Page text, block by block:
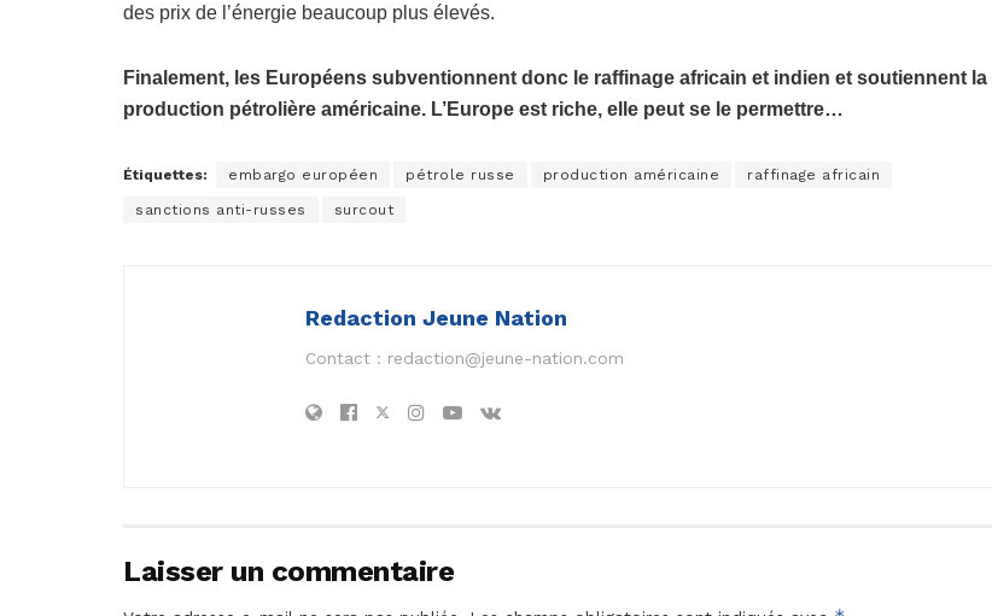
des prix de l’énergie beaucoup plus élevés.
Finalement, les Européens subventionnent donc le raffinage africain et indien et soutiennent la
production pétrolière américaine. L’Europe est riche, elle peut se le permettre…
Étiquettes: embargo européen pétrole russe production américaine raffinage africain
sanctions anti-russes surcout
Redaction Jeune Nation
Contact : redaction@jeune-nation.com
Laisser un commentaire